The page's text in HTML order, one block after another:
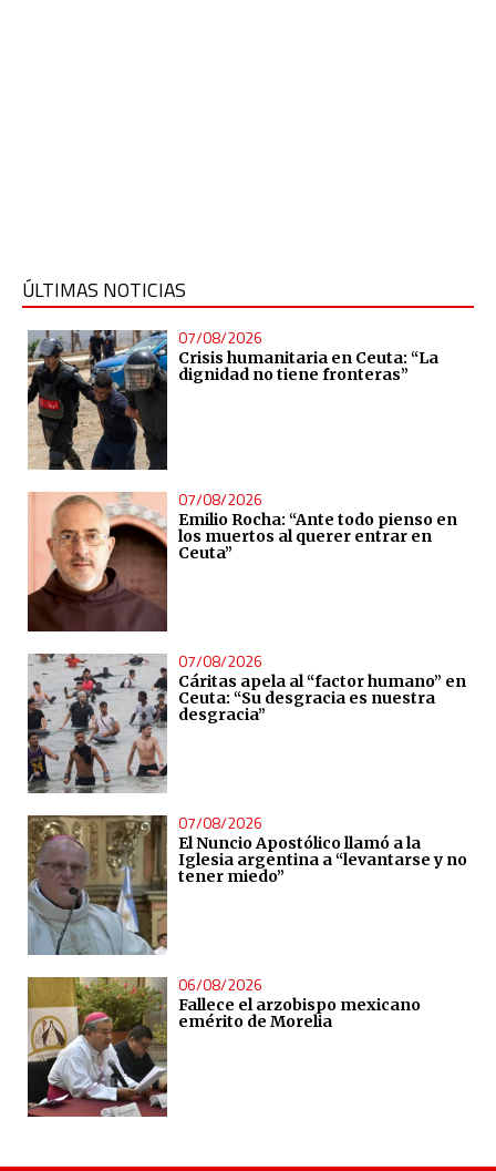
ÚLTIMAS NOTICIAS
07/08/2026
Crisis humanitaria en Ceuta: “La
dignidad no tiene fronteras”
07/08/2026
Emilio Rocha: “Ante todo pienso en
los muertos al querer entrar en
Ceuta”
07/08/2026
Cáritas apela al “factor humano” en
Ceuta: “Su desgracia es nuestra
desgracia”
07/08/2026
El Nuncio Apostólico llamó a la
Iglesia argentina a “levantarse y no
tener miedo”
06/08/2026
Fallece el arzobispo mexicano
emérito de Morelia